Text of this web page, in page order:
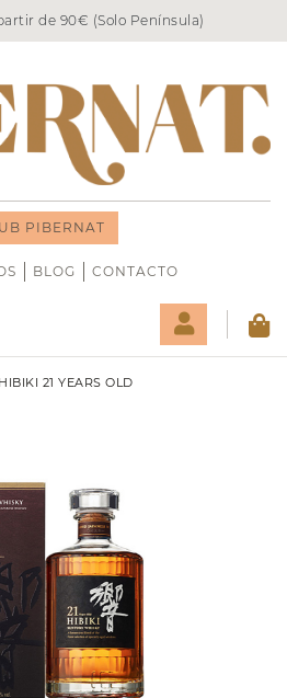
de 90€ (Solo Península)
PIBERNAT
BLOG CONTACTO
HIBIKI 21 YEARS OLD